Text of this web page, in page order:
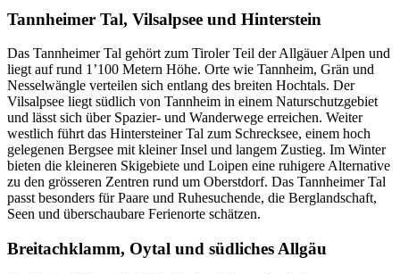
Tannheimer Tal, Vilsalpsee und Hinterstein
Das Tannheimer Tal gehört zum Tiroler Teil der Allgäuer Alpen und
liegt auf rund 1’100 Metern Höhe. Orte wie Tannheim, Grän und
Nesselwängle verteilen sich entlang des breiten Hochtals. Der
Vilsalpsee liegt südlich von Tannheim in einem Naturschutzgebiet
und lässt sich über Spazier- und Wanderwege erreichen. Weiter
westlich führt das Hintersteiner Tal zum Schrecksee, einem hoch
gelegenen Bergsee mit kleiner Insel und langem Zustieg. Im Winter
bieten die kleineren Skigebiete und Loipen eine ruhigere Alternative
zu den grösseren Zentren rund um Oberstdorf. Das Tannheimer Tal
passt besonders für Paare und Ruhesuchende, die Berglandschaft,
Seen und überschaubare Ferienorte schätzen.
Breitachklamm, Oytal und südliches Allgäu